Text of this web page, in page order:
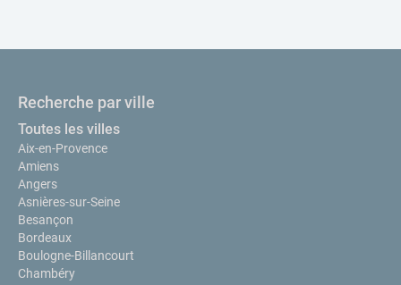
Recherche par ville
Toutes les villes
Aix-en-Provence
Amiens
Angers
Asnières-sur-Seine
Besançon
Bordeaux
Boulogne-Billancourt
Chambéry